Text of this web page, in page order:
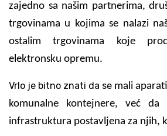
zajedno sa našim partnerima,
trgovinama u kojima se nalazi
ostalim trgovinama koje
elektronsku opremu.
Vrlo je bitno znati da se mali
komunalne kontejnere, već da
infrastruktura postavljena za njih,